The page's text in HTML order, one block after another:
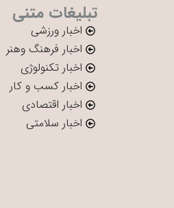
تبلیغات متنی
اخبار ورزشی
اخبار فرهنگ وهنر
اخبار تکنولوژی
اخبار کسب و کار
اخبار اقتصادی
اخبار سلامتی